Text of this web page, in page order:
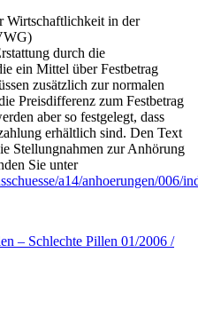
Wirtschaftlichkeit in der
durch die
ein Mittel über Festbetrag
zusätzlich zur normalen
Preisdifferenz zum Festbetrag
aber so festgelegt, dass
erhältlich sind. Den Text
Stellungnahmen zur Anhörung
Sie unter
a14/anhoerungen/006/
– Schlechte Pillen 01/2006 /